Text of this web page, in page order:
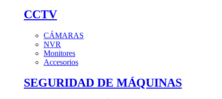
CCTV
CÁMARAS
NVR
Monitores
Accesorios
SEGURIDAD DE MÁQUINAS